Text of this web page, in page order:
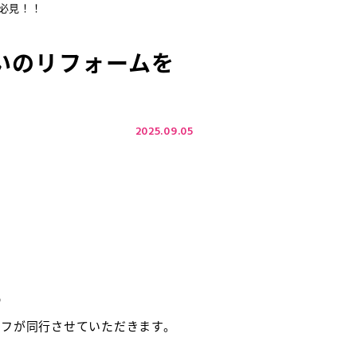
見！！
リフォームを
2025.09.05
同行させていただきます。